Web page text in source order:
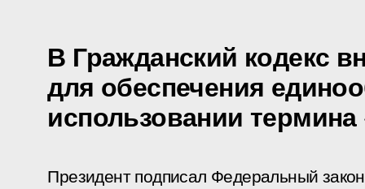
В Гражданский кодекс
для обеспечения
использовании
Президент подписал Федеральный